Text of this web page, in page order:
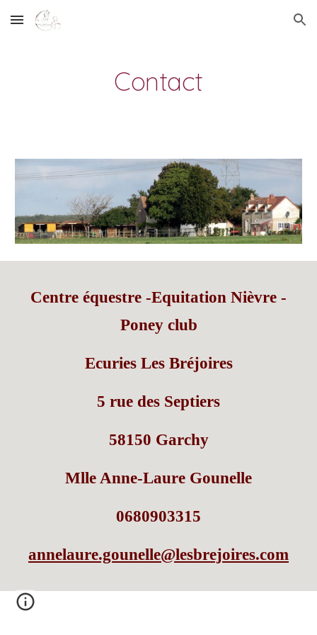
Skip to main content Skip to navigation
Contact
Centre équestre -Equitation Nièvre -
Poney club
Ecuries Les Bréjoires
5 rue des Septiers
58150 Garchy
Mlle Anne-Laure Gounelle
0680903315
annelaure.gounelle@lesbrejoires.com